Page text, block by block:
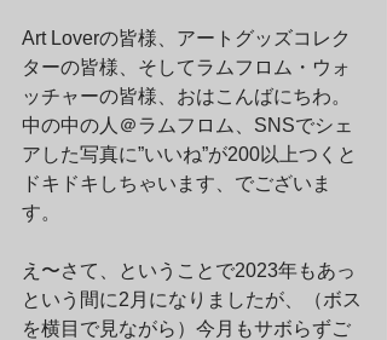
Art Loverの皆様、アートグッズコレク
ターの皆様、そしてラムフロム・ウォ
ッチャーの皆様、おはこんばにちわ。
中の中の人＠ラムフロム、SNSでシェ
アした写真に”いいね”が200以上つくと
ドキドキしちゃいます、でございま
す。
え〜さて、ということで2023年もあっ
という間に2月になりましたが、（ボス
を横目で見ながら）今月もサボらずご